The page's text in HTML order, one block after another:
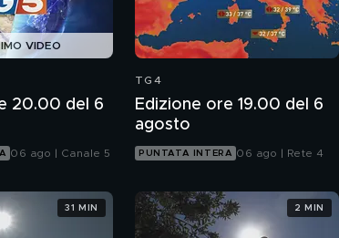
VIDEO
20.00 del 6
06 ago | Canale 5
TG4
Edizione ore 19.00 del 6
agosto
PUNTATA INTERA 06 ago | Rete 4
31 MIN 2 MIN